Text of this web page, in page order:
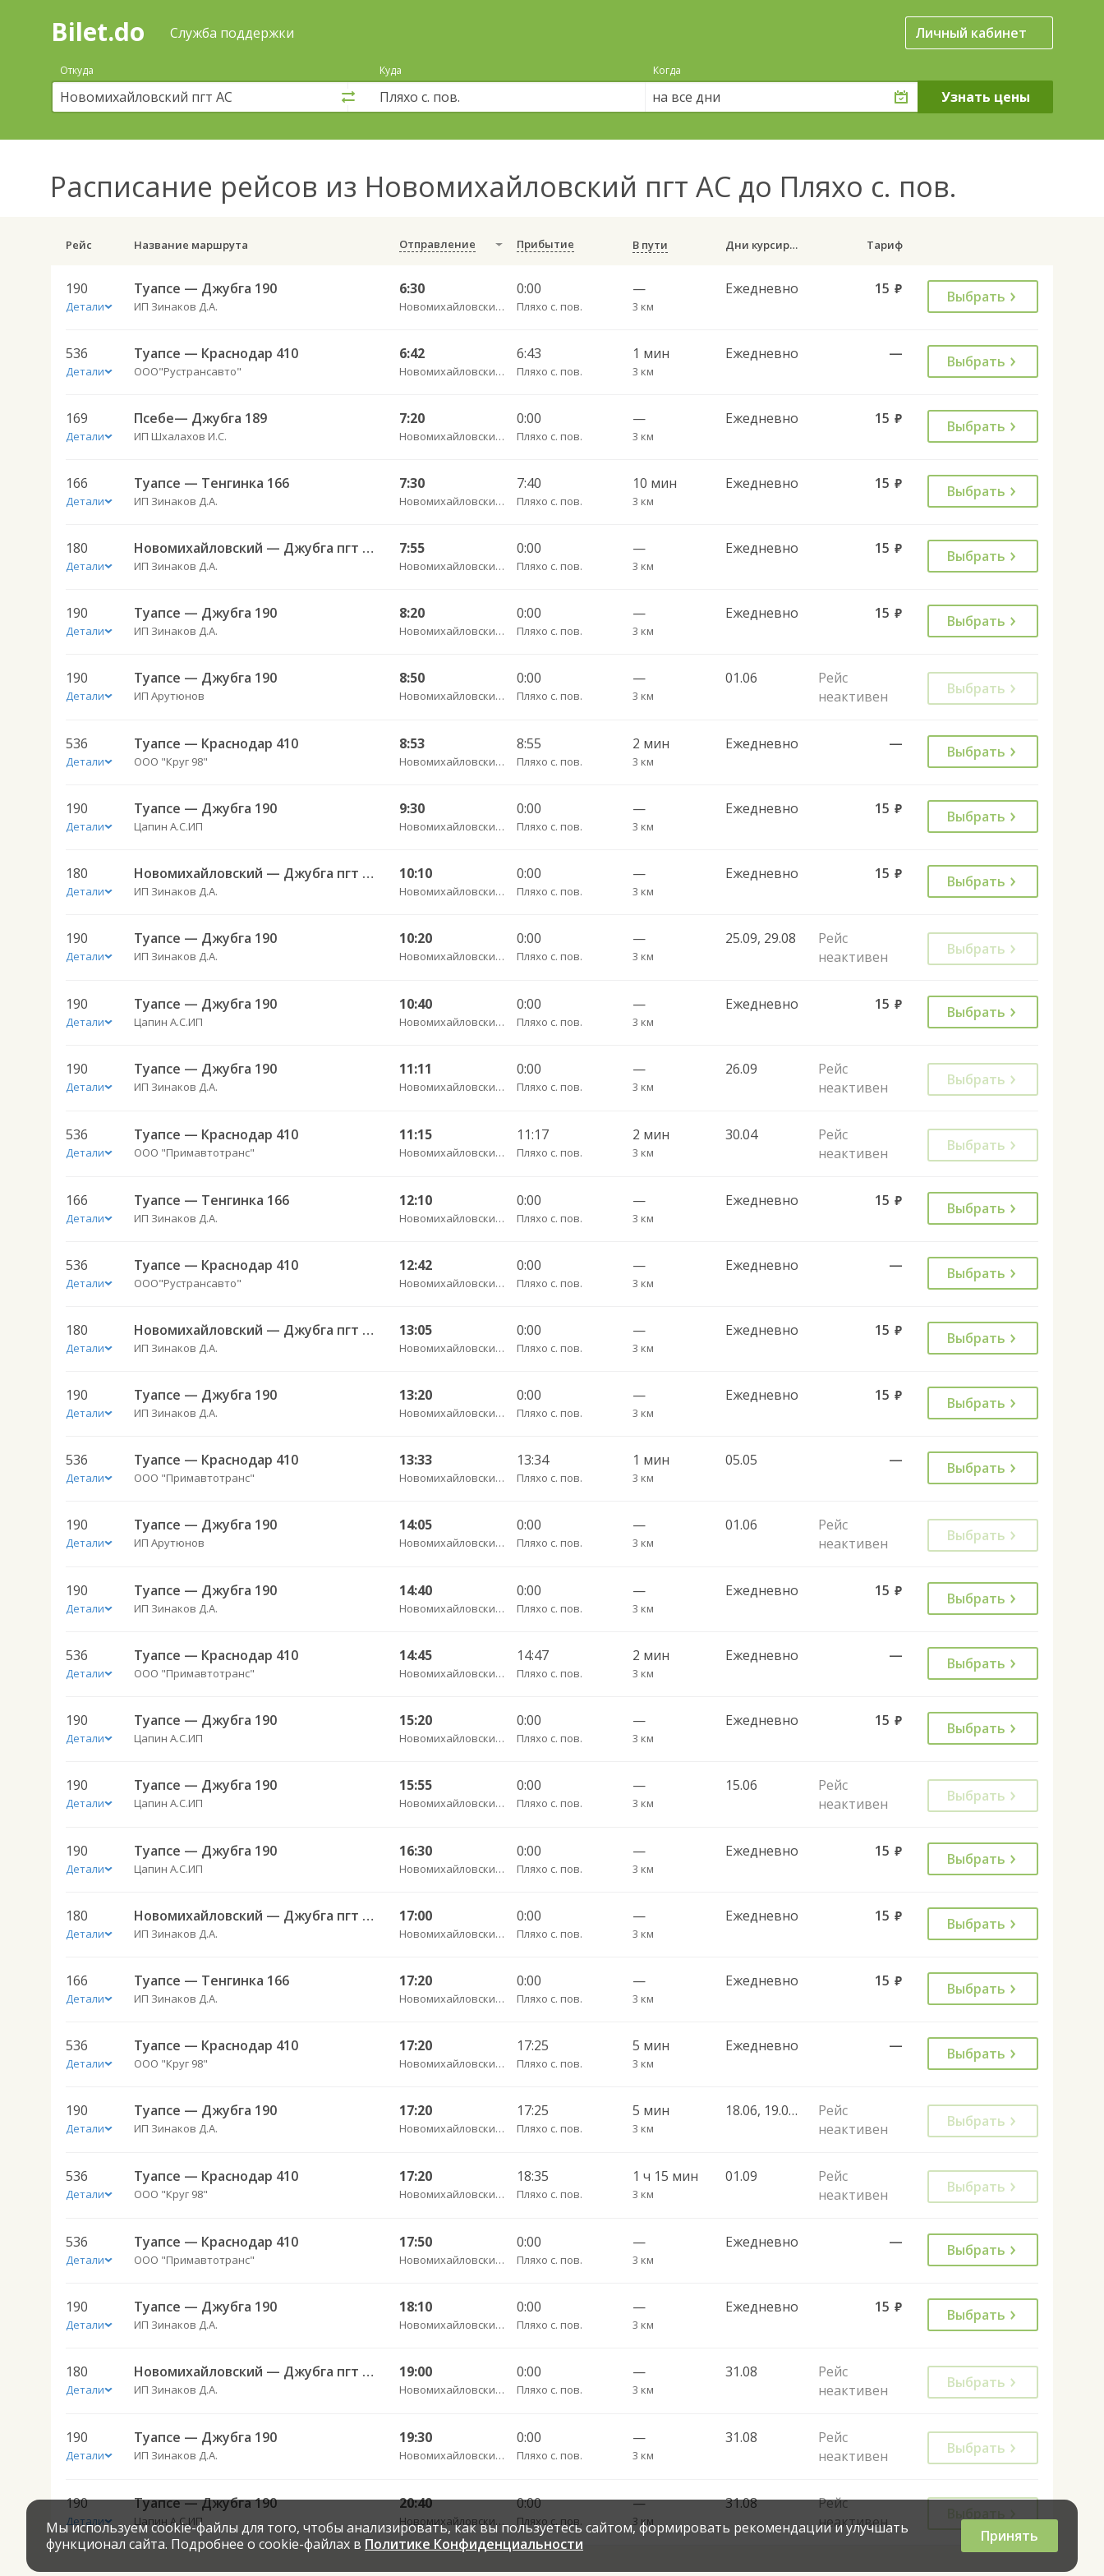
Поиск
покупка
билетов
автобус
онлайн
Bilet.do Служба поддержки Личный кабинет
Откуда Куда Когда
на все дни
Расписание рейсов из Новомихайловский пгт АС до Пляхо с. пов.
Рейс Название маршрута Отправление Прибытие В пути Дни курсирования Тариф
190
Детали
Туапсе — Джубга 190
ИП Зинаков Д.А.
6:30
Новомихайловский пгт АС
0:00
Пляхо с. пов.
—
3 км
Ежедневно 15 руб. Выбрать
536
Детали
Туапсе — Краснодар 410
ООО"Рустрансавто"
6:42
Новомихайловский пгт АС
6:43
Пляхо с. пов.
1 мин
3 км
Ежедневно — Выбрать
169
Детали
Псебе— Джубга 189
ИП Шхалахов И.С.
7:20
Новомихайловский пгт АС
0:00
Пляхо с. пов.
—
3 км
Ежедневно 15 руб. Выбрать
166
Детали
Туапсе — Тенгинка 166
ИП Зинаков Д.А.
7:30
Новомихайловский пгт АС
7:40
Пляхо с. пов.
10 мин
3 км
Ежедневно 15 руб. Выбрать
180
Детали
Новомихайловский — Джубга пгт АС 180
ИП Зинаков Д.А.
7:55
Новомихайловский пгт АС
0:00
Пляхо с. пов.
—
3 км
Ежедневно 15 руб. Выбрать
190
Детали
Туапсе — Джубга 190
ИП Зинаков Д.А.
8:20
Новомихайловский пгт АС
0:00
Пляхо с. пов.
—
3 км
Ежедневно 15 руб. Выбрать
190
Детали
Туапсе — Джубга 190
ИП Арутюнов
8:50
Новомихайловский пгт АС
0:00
Пляхо с. пов.
—
3 км
01.06
Рейс
неактивен
Выбрать
536
Детали
Туапсе — Краснодар 410
ООО "Круг 98"
8:53
Новомихайловский пгт АС
8:55
Пляхо с. пов.
2 мин
3 км
Ежедневно — Выбрать
190
Детали
Туапсе — Джубга 190
Цапин А.С.ИП
9:30
Новомихайловский пгт АС
0:00
Пляхо с. пов.
—
3 км
Ежедневно 15 руб. Выбрать
180
Детали
Новомихайловский — Джубга пгт АС 180
ИП Зинаков Д.А.
10:10
Новомихайловский пгт АС
0:00
Пляхо с. пов.
—
3 км
Ежедневно 15 руб. Выбрать
190
Детали
Туапсе — Джубга 190
ИП Зинаков Д.А.
10:20
Новомихайловский пгт АС
0:00
Пляхо с. пов.
—
3 км
25.09, 29.08
Рейс
неактивен
Выбрать
190
Детали
Туапсе — Джубга 190
Цапин А.С.ИП
10:40
Новомихайловский пгт АС
0:00
Пляхо с. пов.
—
3 км
Ежедневно 15 руб. Выбрать
190
Детали
Туапсе — Джубга 190
ИП Зинаков Д.А.
11:11
Новомихайловский пгт АС
0:00
Пляхо с. пов.
—
3 км
26.09
Рейс
неактивен
Выбрать
536
Детали
Туапсе — Краснодар 410
ООО "Примавтотранс"
11:15
Новомихайловский пгт АС
11:17
Пляхо с. пов.
2 мин
3 км
30.04
Рейс
неактивен
Выбрать
166
Детали
Туапсе — Тенгинка 166
ИП Зинаков Д.А.
12:10
Новомихайловский пгт АС
0:00
Пляхо с. пов.
—
3 км
Ежедневно 15 руб. Выбрать
536
Детали
Туапсе — Краснодар 410
ООО"Рустрансавто"
12:42
Новомихайловский пгт АС
0:00
Пляхо с. пов.
—
3 км
Ежедневно — Выбрать
180
Детали
Новомихайловский — Джубга пгт АС 180
ИП Зинаков Д.А.
13:05
Новомихайловский пгт АС
0:00
Пляхо с. пов.
—
3 км
Ежедневно 15 руб. Выбрать
190
Детали
Туапсе — Джубга 190
ИП Зинаков Д.А.
13:20
Новомихайловский пгт АС
0:00
Пляхо с. пов.
—
3 км
Ежедневно 15 руб. Выбрать
536
Детали
Туапсе — Краснодар 410
ООО "Примавтотранс"
13:33
Новомихайловский пгт АС
13:34
Пляхо с. пов.
1 мин
3 км
05.05 — Выбрать
190
Детали
Туапсе — Джубга 190
ИП Арутюнов
14:05
Новомихайловский пгт АС
0:00
Пляхо с. пов.
—
3 км
01.06
Рейс
неактивен
Выбрать
190
Детали
Туапсе — Джубга 190
ИП Зинаков Д.А.
14:40
Новомихайловский пгт АС
0:00
Пляхо с. пов.
—
3 км
Ежедневно 15 руб. Выбрать
536
Детали
Туапсе — Краснодар 410
ООО "Примавтотранс"
14:45
Новомихайловский пгт АС
14:47
Пляхо с. пов.
2 мин
3 км
Ежедневно — Выбрать
190
Детали
Туапсе — Джубга 190
Цапин А.С.ИП
15:20
Новомихайловский пгт АС
0:00
Пляхо с. пов.
—
3 км
Ежедневно 15 руб. Выбрать
190
Детали
Туапсе — Джубга 190
Цапин А.С.ИП
15:55
Новомихайловский пгт АС
0:00
Пляхо с. пов.
—
3 км
15.06
Рейс
неактивен
Выбрать
190
Детали
Туапсе — Джубга 190
Цапин А.С.ИП
16:30
Новомихайловский пгт АС
0:00
Пляхо с. пов.
—
3 км
Ежедневно 15 руб. Выбрать
180
Детали
Новомихайловский — Джубга пгт АС 180
ИП Зинаков Д.А.
17:00
Новомихайловский пгт АС
0:00
Пляхо с. пов.
—
3 км
Ежедневно 15 руб. Выбрать
166
Детали
Туапсе — Тенгинка 166
ИП Зинаков Д.А.
17:20
Новомихайловский пгт АС
0:00
Пляхо с. пов.
—
3 км
Ежедневно 15 руб. Выбрать
536
Детали
Туапсе — Краснодар 410
ООО "Круг 98"
17:20
Новомихайловский пгт АС
17:25
Пляхо с. пов.
5 мин
3 км
Ежедневно — Выбрать
190
Детали
Туапсе — Джубга 190
ИП Зинаков Д.А.
17:20
Новомихайловский пгт АС
17:25
Пляхо с. пов.
5 мин
3 км
18.06, 19.06, 20.06
Рейс
неактивен
Выбрать
536
Детали
Туапсе — Краснодар 410
ООО "Круг 98"
17:20
Новомихайловский пгт АС
18:35
Пляхо с. пов.
1 ч 15 мин
3 км
01.09
Рейс
неактивен
Выбрать
536
Детали
Туапсе — Краснодар 410
ООО "Примавтотранс"
17:50
Новомихайловский пгт АС
0:00
Пляхо с. пов.
—
3 км
Ежедневно — Выбрать
190
Детали
Туапсе — Джубга 190
ИП Зинаков Д.А.
18:10
Новомихайловский пгт АС
0:00
Пляхо с. пов.
—
3 км
Ежедневно 15 руб. Выбрать
180
Детали
Новомихайловский — Джубга пгт АС 180
ИП Зинаков Д.А.
19:00
Новомихайловский пгт АС
0:00
Пляхо с. пов.
—
3 км
31.08
Рейс
неактивен
Выбрать
190
Детали
Туапсе — Джубга 190
ИП Зинаков Д.А.
19:30
Новомихайловский пгт АС
0:00
Пляхо с. пов.
—
3 км
31.08
Рейс
неактивен
Выбрать
190
Детали
Туапсе — Джубга 190
Цапин А.С.ИП
20:40
Новомихайловский пгт АС
0:00
Пляхо с. пов.
—
3 км
31.08
Рейс
неактивен
Мы используем cookie-файлы для того, чтобы анализировать, как вы пользуетесь сайтом, формировать рекомендации и улучшать
функционал сайта. Подробнее о cookie-файлах в Политике Конфиденциальности Принять